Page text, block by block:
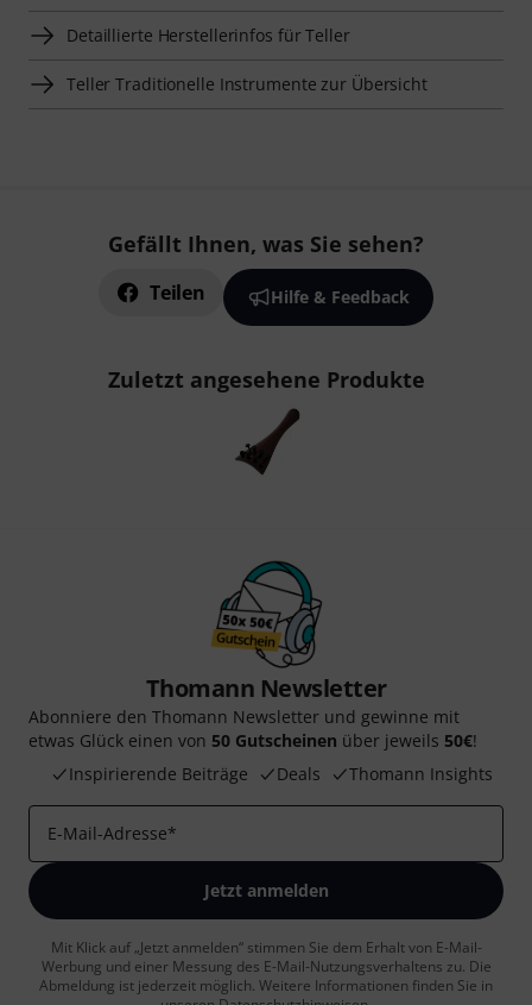
Detaillierte Herstellerinfos für Teller
Teller Traditionelle Instrumente zur Übersicht
Gefällt Ihnen, was Sie sehen?
Teilen Hilfe & Feedback
Zuletzt angesehene Produkte
Thomann Newsletter
Abonniere den Thomann Newsletter und gewinne mit
etwas Glück einen von 50 Gutscheinen über jeweils 50€!
Inspirierende Beiträge
Deals Thomann Insights
E-Mail-Adresse*
Jetzt anmelden
Mit Klick auf „Jetzt anmelden“ stimmen Sie dem Erhalt von E-Mail-
Werbung und einer Messung des E-Mail-Nutzungsverhaltens zu. Die
Abmeldung ist jederzeit möglich. Weitere Informationen finden Sie in